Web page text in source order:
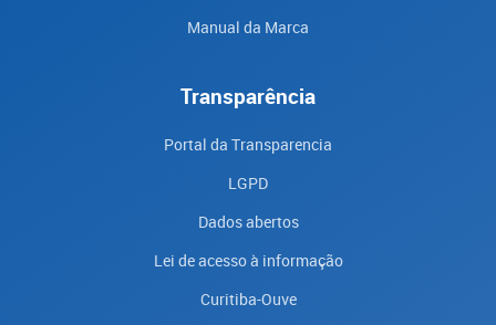
Manual da Marca
Transparência
Portal da Transparencia
LGPD
Dados abertos
Lei de acesso à informação
Curitiba-Ouve